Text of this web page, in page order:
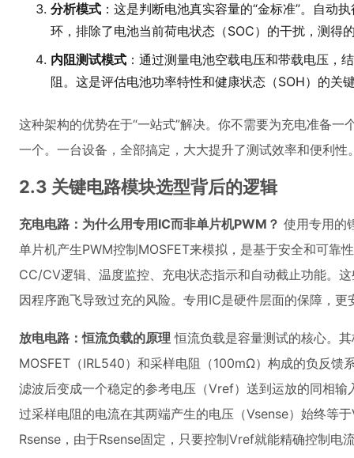
分析模式 ：这是判断电池真实容量的“金标准”。自动
环，排除了电池当前荷电状态（SOC）的干扰，测得
内阻测试模式 ：通过测量电池空载电压和带载电压，
阻。这是评估电池功率特性和健康状态（SOH）的关
这种架构的优势在于“一站式”解决。你不需要为充电准备
一个。一台设备，全部搞定，大大提升了测试效率和便利性
2.3 关键电路模块选型背后的逻辑
充电电路：为什么用专用IC而非单片机PWM？ 使用专用的
单片机产生PWM控制MOSFET来模拟，是基于安全和可靠
CC/CV逻辑、温度监控、充电状态指示和自动截止功能。
因程序跑飞导致过充的风险。专用IC是硬件层面的保障，更
放电电路：恒流负载的原理 恒流负载是容量测试的核心。
MOSFET（IRL540）和采样电阻（100mΩ）构成的负反馈
滤波后变成一个稳定的参考电压（Vref）送到运放的同相
过采样电阻的电流在其两端产生的电压（Vsense）始终等
Rsense，由于Rsense固定，只要控制Vref就能精确控制电